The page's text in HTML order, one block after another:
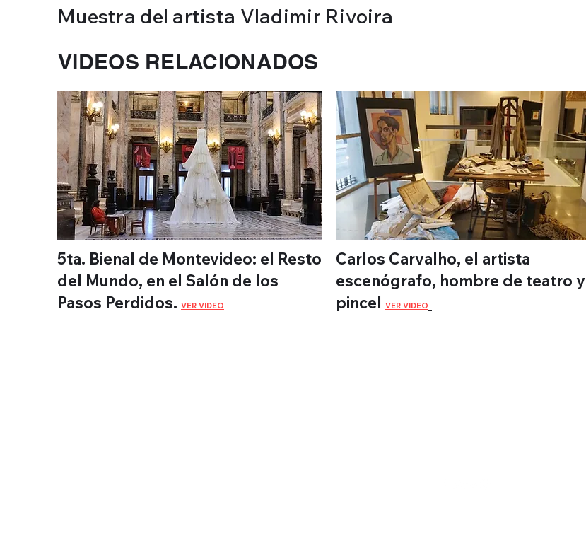
Muestra del artista Vladimir Rivoira
VIDEOS RELACIONADOS
5ta. Bienal de Montevideo: el Resto
del Mundo, en el Salón de los
Pasos Perdidos. VER VIDEO
Carlos Carvalho, el artista
escenógrafo, hombre de teatro y
pincel VER VIDEO